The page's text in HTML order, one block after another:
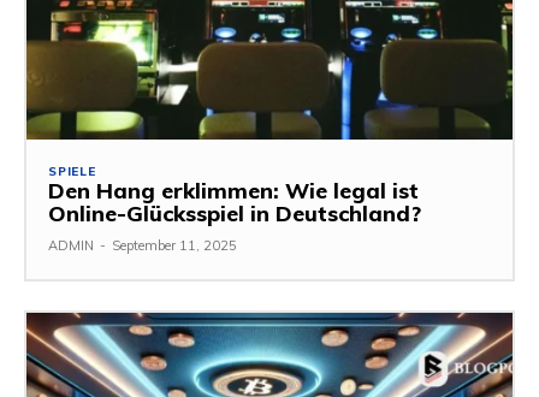
SPIELE
Den Hang erklimmen: Wie legal ist
Online-Glücksspiel in Deutschland?
ADMIN - September 11, 2025